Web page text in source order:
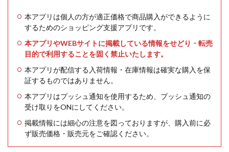
本アプリは個人の方が適正価格で商品購入ができるように
するためのショッピング支援アプリです。
本アプリやWEBサイトに掲載している情報をせどり・転売
目的で利用することを固く禁止いたします。
本アプリが配信する入荷情報・在庫情報は確実な購入を保
証するものではありません。
本アプリはプッシュ通知を使用するため、プッシュ通知の
受け取りをONにしてください。
掲載情報には細心の注意を図っておりますが、購入前に必
ず販売価格・販売元をご確認ください。